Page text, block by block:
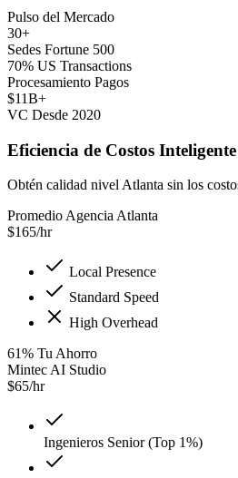
Pulso del Mercado
30+
Sedes Fortune 500
70% US Transactions
Procesamiento Pagos
$11B+
VC Desde 2020
Eficiencia de Costos Inteligente
Obtén calidad nivel Atlanta sin los
Promedio Agencia Atlanta
$165/hr
Local Presence
Standard Speed
High Overhead
61% Tu Ahorro
Mintec AI Studio
$65/hr
Ingenieros Senior (Top 1%)